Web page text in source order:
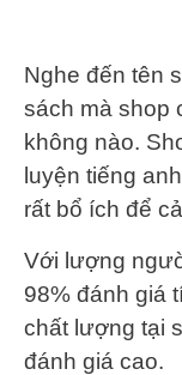
Nghe đến tên
sách mà shop
không nào.
luyện tiếng
rất bổ ích để
Với lượng
98% đánh giá
chất lượng tại
đánh giá cao.